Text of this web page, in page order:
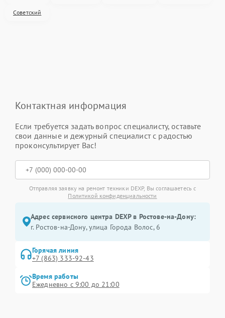
Советский
Контактная информация
Если требуется задать вопрос специалисту, оставьте
свои данные и дежурный специалист с радостью
проконсультирует Вас!
Отправляя заявку на ремонт техники DEXP, Вы соглашаетесь с
Политикой конфиденциальности
Адрес сервисного центра DEXP в Ростове-на-Дону:
г. Ростов-на-Дону, улица Города Волос, 6
Горячая линия
+7 (863) 333-92-43
Время работы
Ежедневно с 9:00 до 21:00